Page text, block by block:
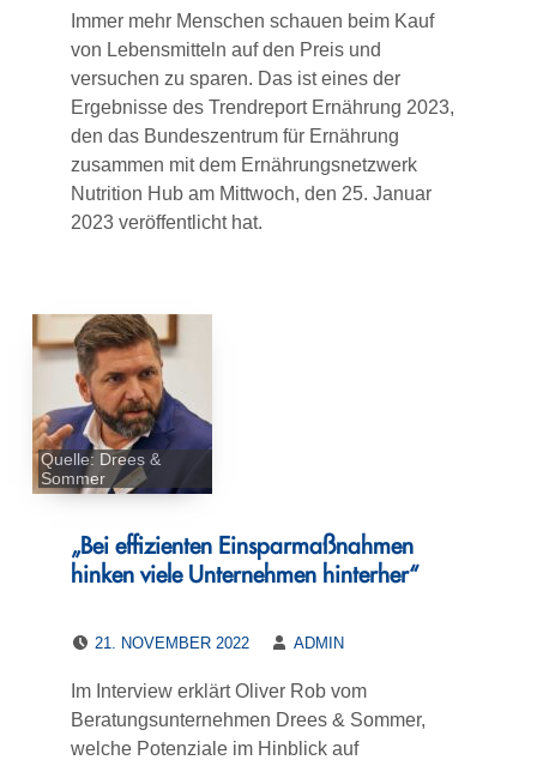
Immer mehr Menschen schauen beim Kauf
von Lebensmitteln auf den Preis und
versuchen zu sparen. Das ist eines der
Ergebnisse des Trendreport Ernährung 2023,
den das Bundeszentrum für Ernährung
zusammen mit dem Ernährungsnetzwerk
Nutrition Hub am Mittwoch, den 25. Januar
2023 veröffentlicht hat.
Quelle: Drees &
Sommer
„Bei effizienten Einsparmaßnahmen
hinken viele Unternehmen hinterher“
21. NOVEMBER 2022
ADMIN
Im Interview erklärt Oliver Rob vom
Beratungsunternehmen Drees & Sommer,
welche Potenziale im Hinblick auf